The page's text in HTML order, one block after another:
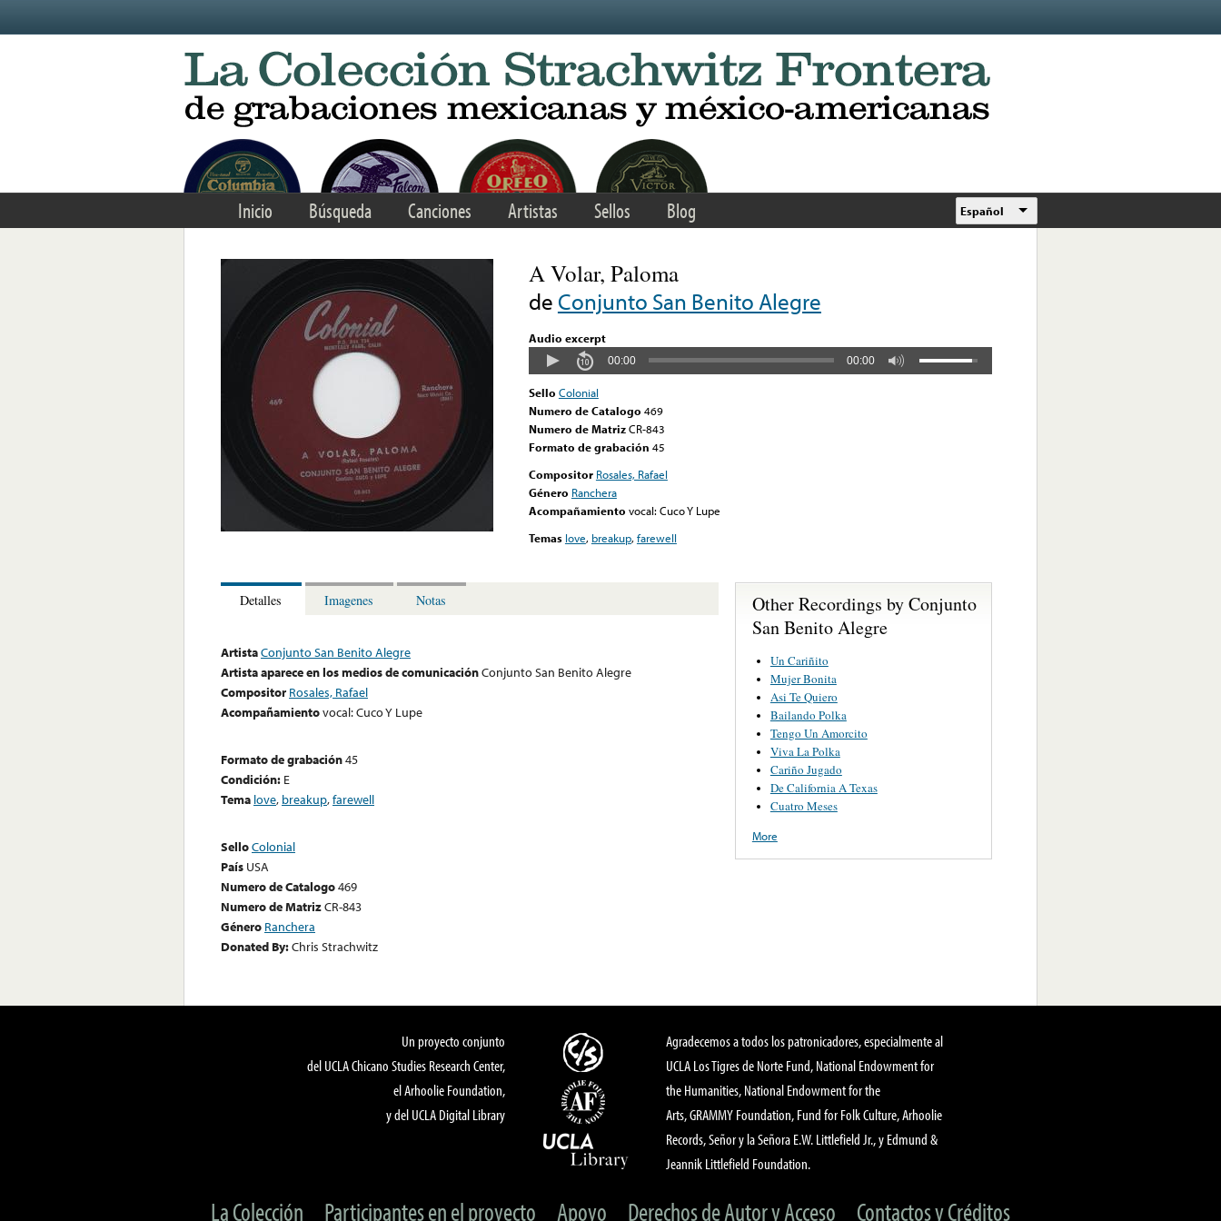
Inicio Búsqueda Canciones Artistas Sellos Blog Español
A Volar, Paloma
de Conjunto San Benito Alegre
Audio excerpt
00:00 00:00
Sello Colonial
Numero de Catalogo 469
Numero de MatrizCR-843
Formato de grabación 45
Compositor Rosales, Rafael
Género Ranchera
Acompañamiento vocal: Cuco Y Lupe
Temas love, breakup,farewell
Detalles Imagenes Notas
ArtistaConjunto San Benito Alegre
Artista aparece en los medios de comunicaciónConjunto San Benito Alegre
Compositor Rosales, Rafael
Acompañamientovocal: Cuco Y Lupe
Formato de grabación45
Condición: E
Tema love, breakup,farewell
SelloColonial
País USA
Numero de Catalogo469
Numero de MatrizCR-843
Género Ranchera
Donated By:Chris Strachwitz
Other Recordings by Conjunto
San Benito Alegre
Un Cariñito
Mujer Bonita
Asi Te Quiero
Bailando Polka
Tengo Un Amorcito
Viva La Polka
Cariño Jugado
De California A Texas
Cuatro Meses
More
Un proyecto conjunto
del UCLA Chicano Studies Research Center,
el Arhoolie Foundation,
y del UCLA Digital Library
Agradecemos a todos los patronicadores, especialmente al
UCLA Los Tigres de Norte Fund, National Endowment for
the Humanities, National Endowment for the
Arts, GRAMMY Foundation, Fund for Folk Culture, Arhoolie
Records, Señor y la Señora E.W. Littlefield Jr., y Edmund &
Jeannik Littlefield Foundation.
La Colección Participantes en el proyecto Apoyo Derechos de Autor y Acceso Contactos y Créditos